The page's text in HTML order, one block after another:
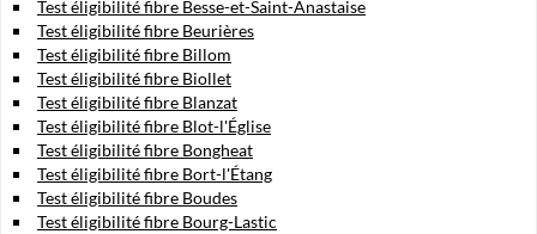
Test éligibilité fibre Besse-et-Saint-Anastaise
Test éligibilité fibre Beurières
Test éligibilité fibre Billom
Test éligibilité fibre Biollet
Test éligibilité fibre Blanzat
Test éligibilité fibre Blot-l'Église
Test éligibilité fibre Bongheat
Test éligibilité fibre Bort-l'Étang
Test éligibilité fibre Boudes
Test éligibilité fibre Bourg-Lastic